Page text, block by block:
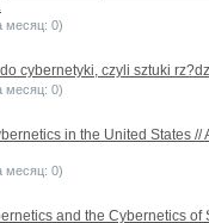
месяц: 0)
cybernetyki, czyli sztuki
месяц: 0)
in the United States
месяц: 0)
and the Cybernetics